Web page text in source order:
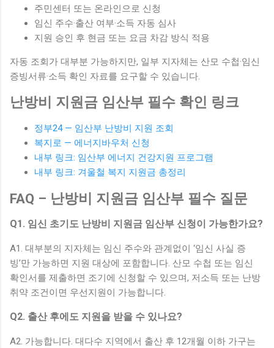
주민센터 또는 온라인으로 신청
임신 주수·출산 여부·소득 자동 심사
지원 승인 후 현금 또는 요금 차감 방식 적용
자동 조회가 대부분 가능하지만, 일부 지자체는 산모 수첩·임신
증빙서류·소득 확인 자료를 요구할 수 있습니다.
난방비 지원금 임산부 필수 확인 링크
정부24 — 임산부 난방비 지원 조회
복지로 — 에너지바우처 신청
내부 링크: 임산부 에너지 건강지원 프로그램
내부 링크: 겨울철 복지 지원금 총정리
FAQ – 난방비 지원금 임산부 필수 질문
Q1. 임신 초기도 난방비 지원금 임산부 신청이 가능한가요?
A1. 대부분의 지자체는 임신 주수와 관계없이 ‘임신 사실 증
빙’만 가능하면 지원 대상에 포함합니다. 산모 수첩 또는 임신
확인서를 제출하면 조기에 신청할 수 있으며, 저소득 또는 난방
취약 조건이면 우선지원이 가능합니다.
Q2. 출산 후에도 지원을 받을 수 있나요?
A2. 가능합니다. 대다수 지역에서 출산 후 12개월 이하 가구는